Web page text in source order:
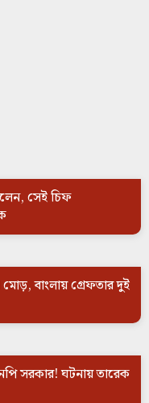
সেই চিফ
মোড়, বাংলায় গ্রেফতার দুই
সরকার! ঘটনায় তারেক